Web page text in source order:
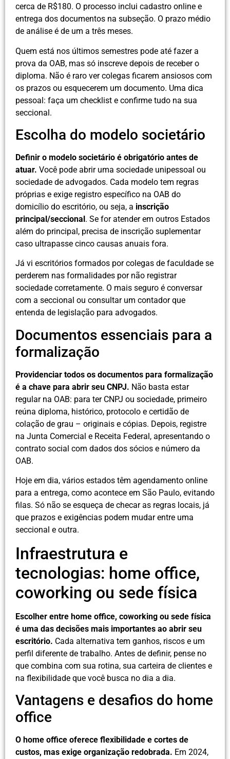
cerca de R$180. O processo inclui cadastro online e
entrega dos documentos na subseção. O prazo médio
de análise é de um a três meses.
Quem está nos últimos semestres pode até fazer a
prova da OAB, mas só inscreve depois de receber o
diploma. Não é raro ver colegas ficarem ansiosos com
os prazos ou esquecerem um documento. Uma dica
pessoal: faça um checklist e confirme tudo na sua
seccional.
Escolha do modelo societário
Definir o modelo societário é obrigatório antes de
atuar. Você pode abrir uma sociedade unipessoal ou
sociedade de advogados. Cada modelo tem regras
próprias e exige registro específico na OAB do
domicílio do escritório, ou seja, a inscrição
principal/seccional. Se for atender em outros Estados
além do principal, precisa de inscrição suplementar
caso ultrapasse cinco causas anuais fora.
Já vi escritórios formados por colegas de faculdade se
perderem nas formalidades por não registrar
sociedade corretamente. O mais seguro é conversar
com a seccional ou consultar um contador que
entenda de legislação para advogados.
Documentos essenciais para a
formalização
Providenciar todos os documentos para formalização
é a chave para abrir seu CNPJ. Não basta estar
regular na OAB: para ter CNPJ ou sociedade, primeiro
reúna diploma, histórico, protocolo e certidão de
colação de grau – originais e cópias. Depois, registre
na Junta Comercial e Receita Federal, apresentando o
contrato social com dados dos sócios e número da
OAB.
Hoje em dia, vários estados têm agendamento online
para a entrega, como acontece em São Paulo, evitando
filas. Só não se esqueça de checar as regras locais, já
que prazos e exigências podem mudar entre uma
seccional e outra.
Infraestrutura e
tecnologias: home office,
coworking ou sede física
Escolher entre home office, coworking ou sede física
é uma das decisões mais importantes ao abrir seu
escritório. Cada alternativa tem ganhos, riscos e um
perfil diferente de trabalho. Antes de definir, pense no
que combina com sua rotina, sua carteira de clientes e
na flexibilidade que você busca no dia a dia.
Vantagens e desafios do home
office
O home office oferece flexibilidade e cortes de
custos, mas exige organização redobrada. Em 2024,